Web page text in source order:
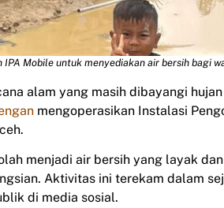
Mobile untuk menyediakan air bersih bagi
alam yang masih dibayangi
mengoperasikan Instalasi
menjadi air bersih yang layak
Aktivitas ini terekam dalam
di media sosial.